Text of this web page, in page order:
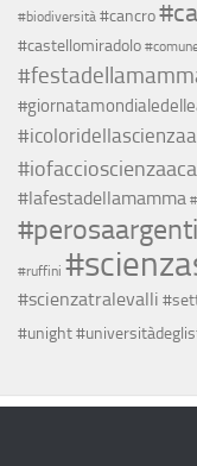
#biodiversità #cancro
#castellomiradolo
#lafestadellamamma
#ruffini
#scienzatralevalli
#unight